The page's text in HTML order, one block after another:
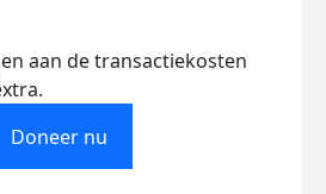
aan de transactiekosten
Doneer nu